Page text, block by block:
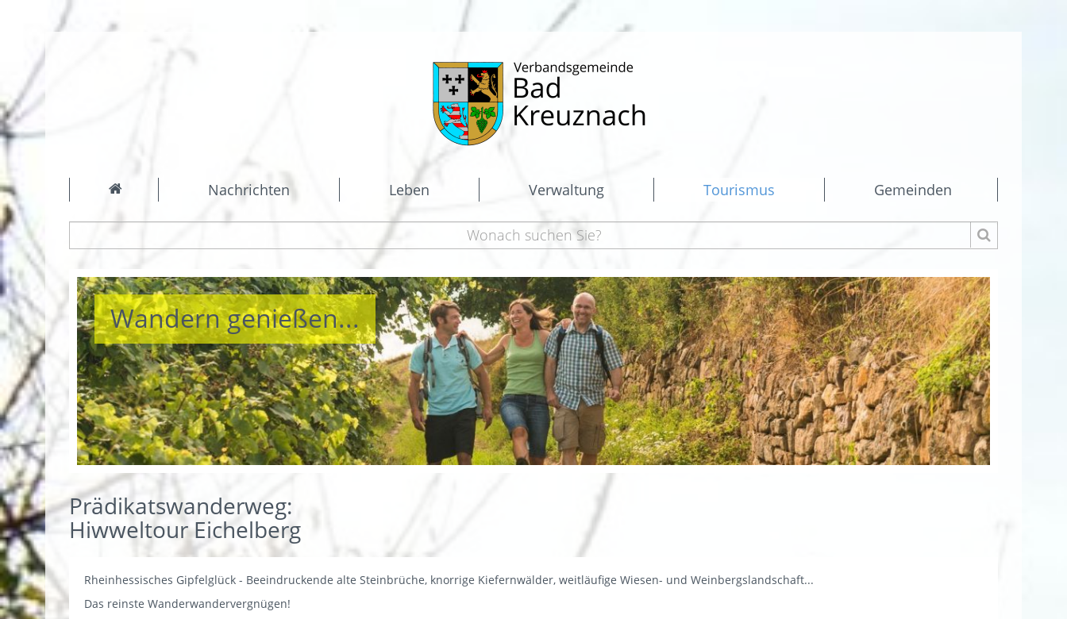
Nachrichten Leben Verwaltung Tourismus Gemeinden
Wandern genießen...
Prädikatswanderweg:
Hiwweltour Eichelberg
Rheinhessisches Gipfelglück - Beeindruckende alte Steinbrüche, knorrige Kiefernwälder, weitläufige Wiesen- und Weinbergslandschaft...
Das reinste Wanderwandervergnügen!